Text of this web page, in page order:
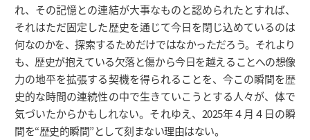
れ、その記憶との連結が大事なものと認められたとすれば、
それはただ固定した歴史を通じて今日を閉じ込めているのは
何なのかを、探索するためだけではなかっただろう。それより
も、歴史が抱えている欠落と傷から今日を越えることへの想像
力の地平を拡張する契機を得られることを、今この瞬間を歴
史的な時間の連続性の中で生きていこうとする人々が、体で
気づいたからかもしれない。それゆえ、2025年４月４日の瞬
間を“歴史的瞬間”として刻まない理由はない。